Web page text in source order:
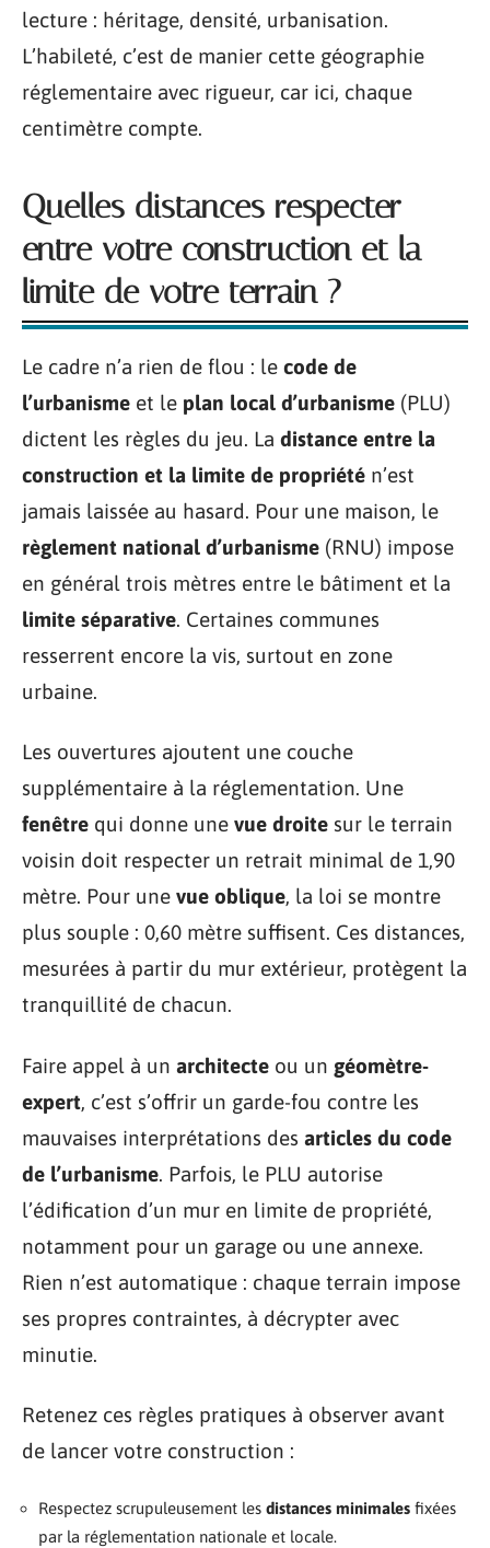
lecture : héritage, densité, urbanisation.
L’habileté, c’est de manier cette géographie
réglementaire avec rigueur, car ici, chaque
centimètre compte.
Quelles distances respecter
entre votre construction et la
limite de votre terrain ?
Le cadre n’a rien de flou : le code de
l’urbanisme et le plan local d’urbanisme (PLU)
dictent les règles du jeu. La distance entre la
construction et la limite de propriété n’est
jamais laissée au hasard. Pour une maison, le
règlement national d’urbanisme (RNU) impose
en général trois mètres entre le bâtiment et la
limite séparative. Certaines communes
resserrent encore la vis, surtout en zone
urbaine.
Les ouvertures ajoutent une couche
supplémentaire à la réglementation. Une
fenêtre qui donne une vue droite sur le terrain
voisin doit respecter un retrait minimal de 1,90
mètre. Pour une vue oblique, la loi se montre
plus souple : 0,60 mètre suffisent. Ces distances,
mesurées à partir du mur extérieur, protègent la
tranquillité de chacun.
Faire appel à un architecte ou un géomètre-
expert, c’est s’offrir un garde-fou contre les
mauvaises interprétations des articles du code
de l’urbanisme. Parfois, le PLU autorise
l’édification d’un mur en limite de propriété,
notamment pour un garage ou une annexe.
Rien n’est automatique : chaque terrain impose
ses propres contraintes, à décrypter avec
minutie.
Retenez ces règles pratiques à observer avant
de lancer votre construction :
Respectez scrupuleusement les distances minimales fixées
par la réglementation nationale et locale.